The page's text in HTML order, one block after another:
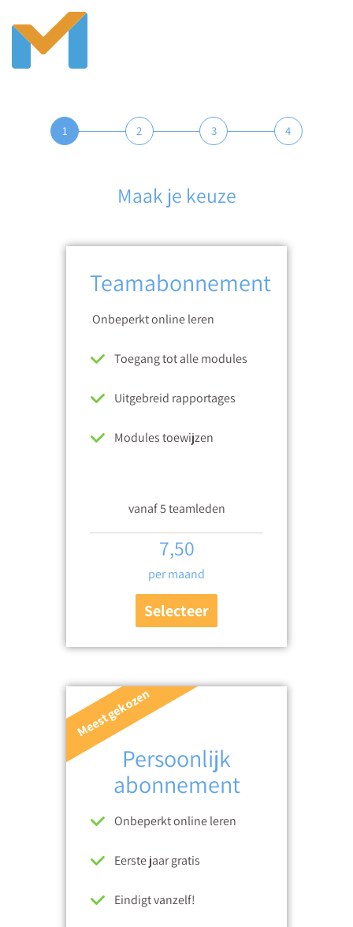
1 2 3 4
Maak je keuze
Teamabonnement
Onbeperkt online leren
Toegang tot alle modules
Uitgebreid rapportages
Modules toewijzen
vanaf 5 teamleden
7,50
per maand
Selecteer
Meest gekozen
Persoonlijk
abonnement
Onbeperkt online leren
Eerste jaar gratis
Eindigt vanzelf!